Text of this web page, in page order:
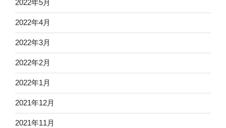
2022年5月
2022年4月
2022年3月
2022年2月
2022年1月
2021年12月
2021年11月